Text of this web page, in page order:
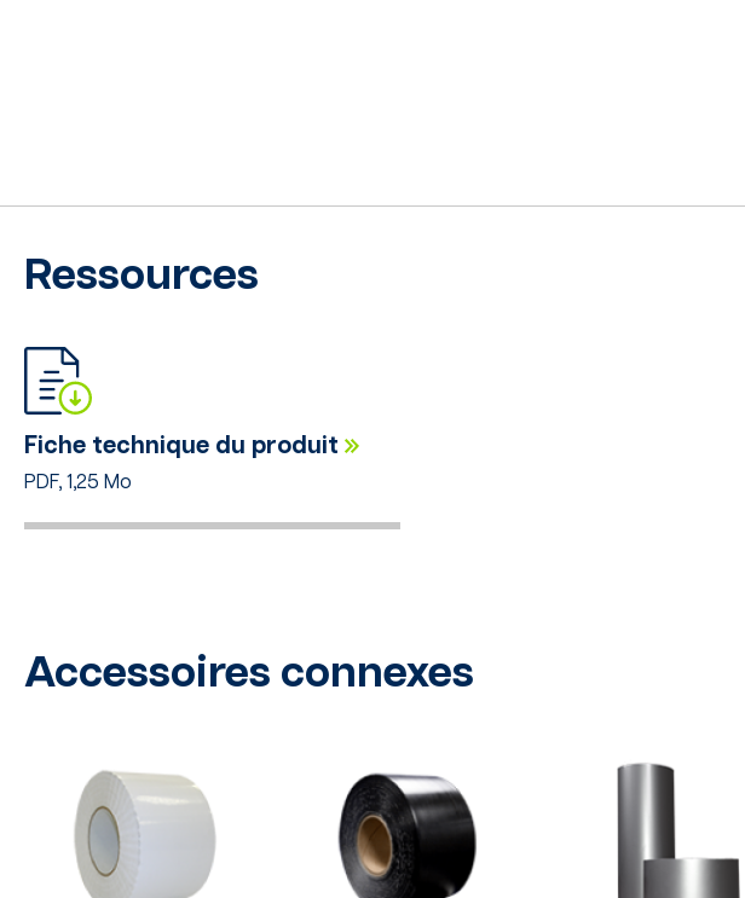
Ressources
Fiche technique du produit
PDF, 1,25 Mo
Accessoires connexes